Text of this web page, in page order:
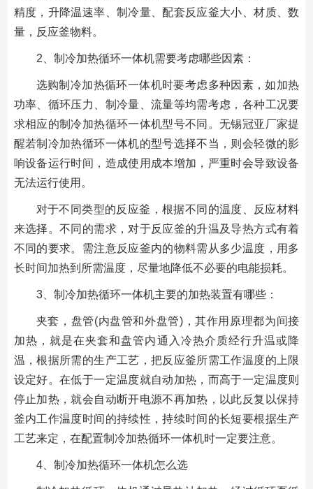
精度，升降温速率、制冷量、配套反应釜大小、材质、数
量，反应釜物料。
2、制冷加热循环一体机需要考虑哪些因素：
选购制冷加热循环一体机时要考虑多种因素，如加热
功率、循环压力、制冷量、流量等均需考虑，各种工况要
求相应的制冷加热循环一体机型号不同。无锡冠亚厂家提
醒若制冷加热循环一体机的型号选择不当，则会轻微的影
响设备运行时间，造成使用成本增加，严重时会导致设备
无法运行使用。
对于不同类型的反应釜，根据不同的温度、反应材料
来选择。不同的需求，对于反应釜的升温及导热方式有着
不同的要求。需注意反应釜内的物料需从多少温度，用多
长时间加热到所需温度，尽量地降低不必要的电能损耗。
3、制冷加热循环一体机主要的加热装置有哪些：
夹套，盘管(内盘管和外盘管)，其作用原理都为间接
加热，就是在夹套和盘管内通入冷热介质经行升温或降
温，根据所需的生产工艺，把反应釜所需工作温度的上限
设定好。在低于一定温度就自动加热，而高于一定温度则
停止加热，就会自动断开电源不再加热，以此反复以保持
釜内工作温度时间的持续性，持续时间的长短要根据生产
工艺来定，在配置制冷加热循环一体机时一定要注意。
4、制冷加热循环一体机怎么选